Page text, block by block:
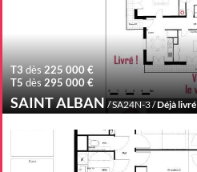
T3dès225 000 €
T5dès295 000 €
SAINT ALBAN/ SA24N-3 /Déjà livré